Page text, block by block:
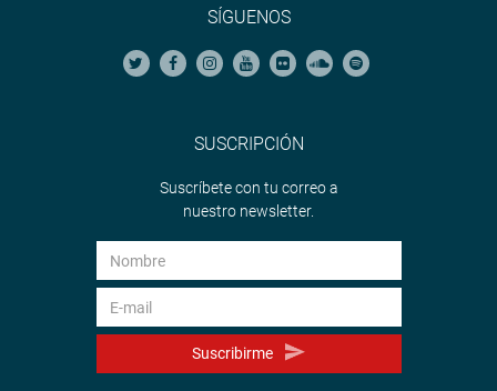
SÍGUENOS
SUSCRIPCIÓN
Suscríbete con tu correo a
nuestro newsletter.
Suscribirme